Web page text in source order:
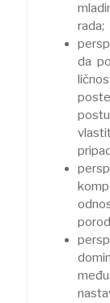
rada;
da